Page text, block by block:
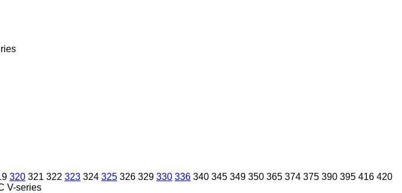
320 321 322 323 324 325 326 329 330 336 340 345 349 350 365 374 375 390 395 416 420
V-series